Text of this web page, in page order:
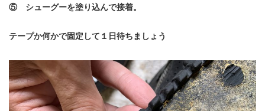
⑤ シューグーを塗り込んで接着。
テープか何かで固定して１日待ちましょう